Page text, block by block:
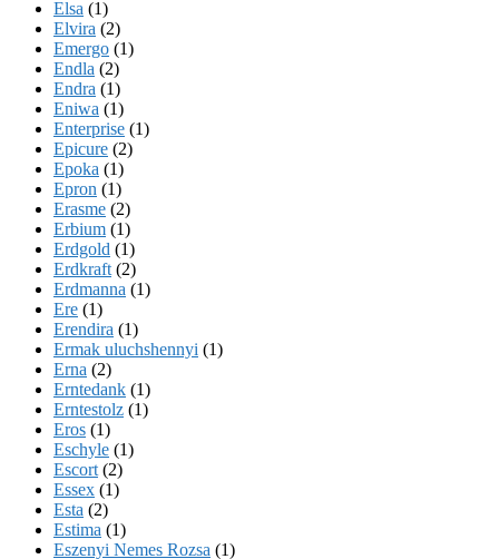
Elsa (1)
Elvira (2)
Emergo (1)
Endla (2)
Endra (1)
Eniwa (1)
Enterprise (1)
Epicure (2)
Epoka (1)
Epron (1)
Erasme (2)
Erbium (1)
Erdgold (1)
Erdkraft (2)
Erdmanna (1)
Ere (1)
Erendira (1)
Ermak uluchshennyi (1)
Erna (2)
Erntedank (1)
Erntestolz (1)
Eros (1)
Eschyle (1)
Escort (2)
Essex (1)
Esta (2)
Estima (1)
Eszenyi Nemes Rozsa (1)